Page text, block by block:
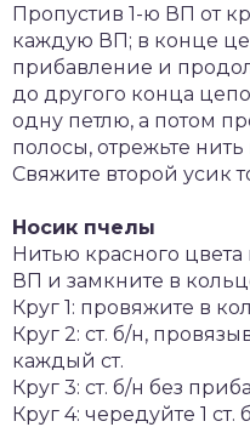
Пропустив 1-ю ВП от
каждую ВП; в конце
прибавление и
до другого конца
одну петлю, а потом
полосы, отрежьте
Свяжите второй усик
Носик пчелы
Нитью красного
ВП и замкните в
Круг 1: провяжите в
Круг 2: ст. б/н,
каждый ст.
Круг 3: ст. б/н без
Круг 4: чередуйте 1 ст.